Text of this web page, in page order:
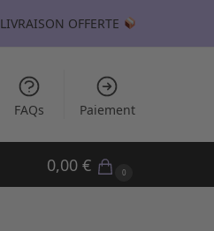
LIVRAISON OFFERTE
FAQs Paiement
0,00 € 0